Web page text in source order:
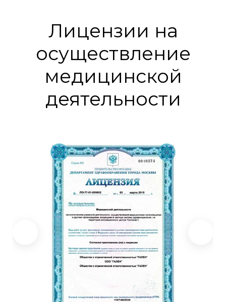
Вопрос-ответЛицензии на
осуществление
медицинской
деятельности